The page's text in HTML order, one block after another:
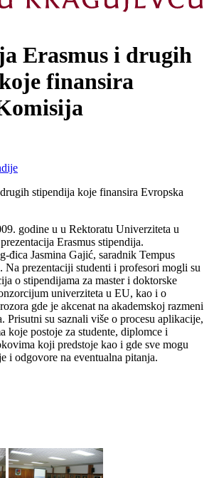
Erasmus i drugih
finansira
stipendija koje finansira Evropska
godine u u Rektoratu Univerziteta u
Erasmus stipendija.
đica Jasmina Gajić, saradnik Tempus
Na prezentaciji studenti i profesori mogli su
o stipendijama za master i doktorske
univerziteta u EU, kao i o
gde je akcenat na akademskoj razmeni
Prisutni su saznali više o procesu aplikacije,
koje postoje za studente, diplomce i
koji predstoje kao i gde sve mogu
i odgovore na eventualna pitanja.